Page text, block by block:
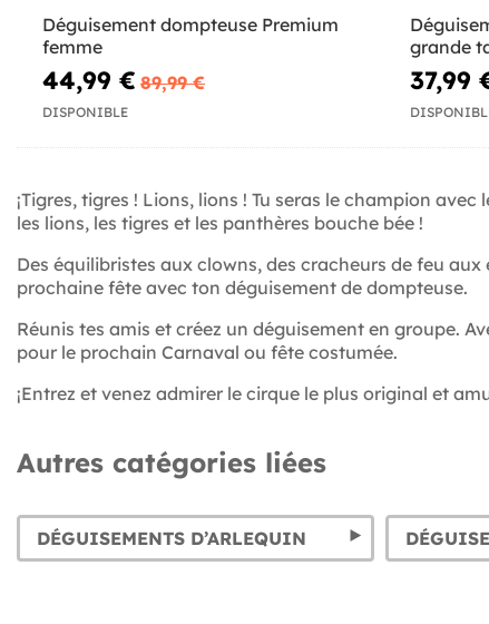
Déguisement dompteuse Premium
femme
44,99 € 89,99 €
DISPONIBLE
grande
37,99
¡Tigres, tigres ! Lions, lions ! Tu seras le champion avec
les lions, les tigres et les panthères bouche bée !
Des équilibristes aux clowns, des cracheurs de feu
prochaine fête avec ton déguisement de dompteuse.
Réunis tes amis et créez un déguisement en groupe.
pour le prochain Carnaval ou fête costumée.
¡Entrez et venez admirer le cirque le plus original et
Autres catégories liées
DÉGUISEMENTS D’ARLEQUIN